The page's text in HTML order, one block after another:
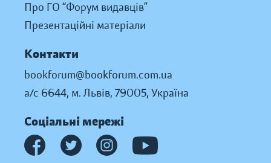
Про ГО “Форум видавців”
Презентаційні матеріали
Контакти
bookforum@bookforum.com.ua
а/с 6644, м. Львів, 79005, Україна
Соціальні мережі